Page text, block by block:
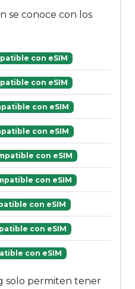
se conoce con los
con eSIM
con eSIM
con eSIM
con eSIM
con eSIM
con eSIM
con eSIM
con eSIM
con eSIM
solo permiten tener